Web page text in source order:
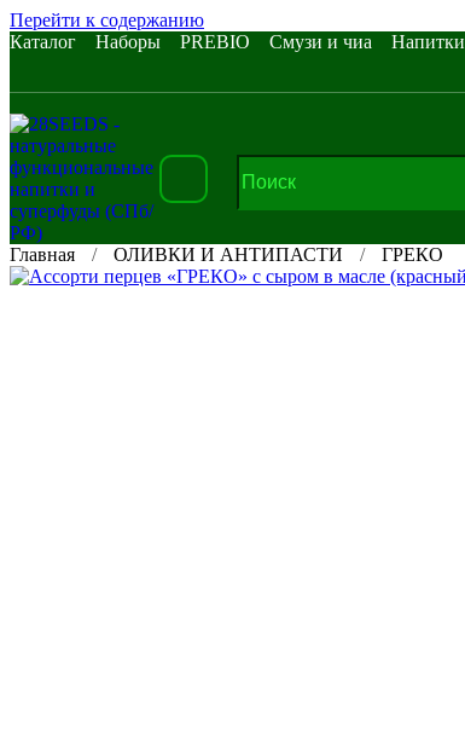
Перейти к содержанию
Каталог
Наборы PREBIO Смузи и чиа Напитки
Главная ОЛИВКИ И АНТИПАСТИ ГРЕКО